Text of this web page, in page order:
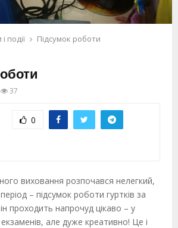
події Підсумок роботи
37
0
виховання розпочався нелегкий,
– підсумок роботи гуртків за
проходить напрочуд цікаво – у
екзаменів, але дуже креативно! Це і